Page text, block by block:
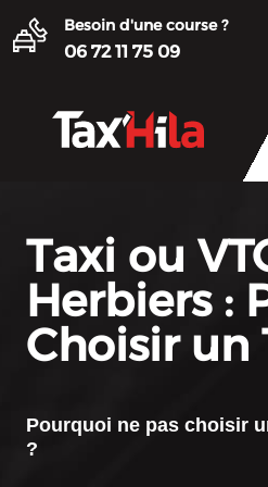
Besoin d'une course ?
06 72 11 75 09
Taxi ou
Herbiers :
Choisir un
Pourquoi ne pas choisir
?